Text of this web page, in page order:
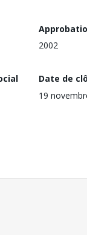
2002
Date de
19